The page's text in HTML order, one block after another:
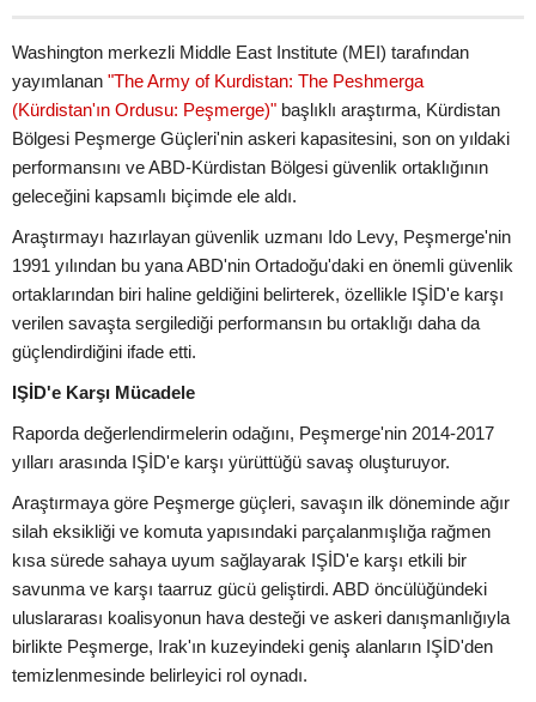
Washington merkezli Middle East Institute (MEI) tarafından
yayımlanan "The Army of Kurdistan: The Peshmerga
(Kürdistan'ın Ordusu: Peşmerge)" başlıklı araştırma, Kürdistan
Bölgesi Peşmerge Güçleri'nin askeri kapasitesini, son on yıldaki
performansını ve ABD-Kürdistan Bölgesi güvenlik ortaklığının
geleceğini kapsamlı biçimde ele aldı.
Araştırmayı hazırlayan güvenlik uzmanı Ido Levy, Peşmerge'nin
1991 yılından bu yana ABD'nin Ortadoğu'daki en önemli güvenlik
ortaklarından biri haline geldiğini belirterek, özellikle IŞİD'e karşı
verilen savaşta sergilediği performansın bu ortaklığı daha da
güçlendirdiğini ifade etti.
IŞİD'e Karşı Mücadele
Raporda değerlendirmelerin odağını, Peşmerge'nin 2014-2017
yılları arasında IŞİD'e karşı yürüttüğü savaş oluşturuyor.
Araştırmaya göre Peşmerge güçleri, savaşın ilk döneminde ağır
silah eksikliği ve komuta yapısındaki parçalanmışlığa rağmen
kısa sürede sahaya uyum sağlayarak IŞİD'e karşı etkili bir
savunma ve karşı taarruz gücü geliştirdi. ABD öncülüğündeki
uluslararası koalisyonun hava desteği ve askeri danışmanlığıyla
birlikte Peşmerge, Irak'ın kuzeyindeki geniş alanların IŞİD'den
temizlenmesinde belirleyici rol oynadı.